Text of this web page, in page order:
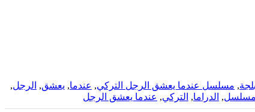
, مسلسل عندما يعشق الرجل التركي, عندما, يعشق, الرجل,
مسلسل, الدراما, التركي, عندما يعشق الرجل